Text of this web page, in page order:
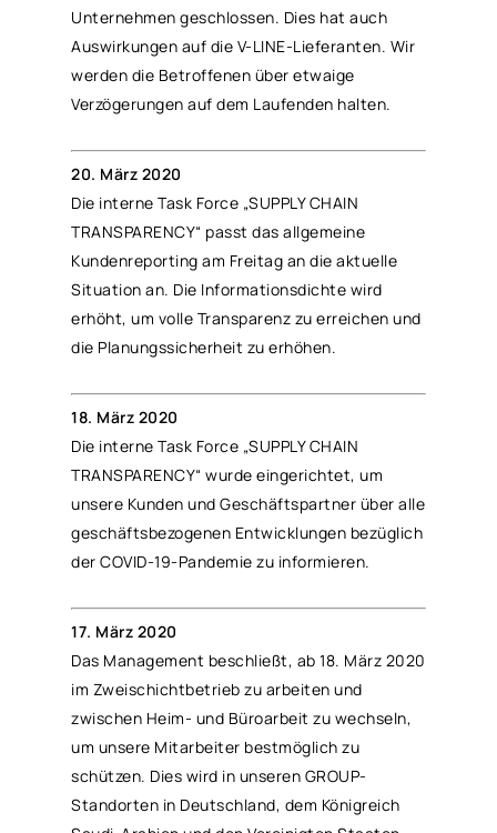
Unternehmen geschlossen. Dies hat auch
Auswirkungen auf die V-LINE-Lieferanten. Wir
werden die Betroffenen über etwaige
Verzögerungen auf dem Laufenden halten.
20. März 2020
Die interne Task Force „SUPPLY CHAIN
TRANSPARENCY“ passt das allgemeine
Kundenreporting am Freitag an die aktuelle
Situation an. Die Informationsdichte wird
erhöht, um volle Transparenz zu erreichen und
die Planungssicherheit zu erhöhen.
18. März 2020
Die interne Task Force „SUPPLY CHAIN
TRANSPARENCY“ wurde eingerichtet, um
unsere Kunden und Geschäftspartner über alle
geschäftsbezogenen Entwicklungen bezüglich
der COVID-19-Pandemie zu informieren.
17. März 2020
Das Management beschließt, ab 18. März 2020
im Zweischichtbetrieb zu arbeiten und
zwischen Heim- und Büroarbeit zu wechseln,
um unsere Mitarbeiter bestmöglich zu
schützen. Dies wird in unseren GROUP-
Standorten in Deutschland, dem Königreich